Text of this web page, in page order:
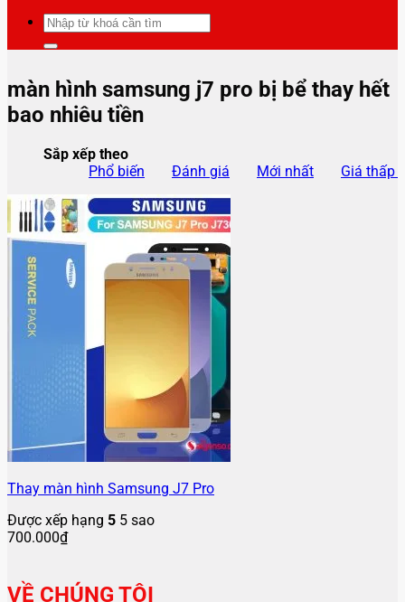
Tìm
kiếm:
màn hình samsung j7 pro bị bể thay hết
bao nhiêu tiền
Sắp xếp theo
Phổ biến
Đánh giá Mới nhất Giá thấp
Thay màn hình Samsung J7 Pro
Được xếp hạng 5 5 sao
700.000₫
VỀ CHÚNG TÔI